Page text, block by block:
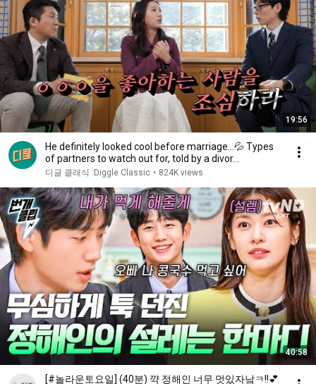
19:56
He definitely looked cool before marriage...💦 Types
of partners to watch out for, told by a divor...
디글 클래식 :Diggle Classic • 824K views
40:58
[#놀라운토요일] (40분) 꺅 정해인 너무 멋있자낰ㅋ!!💕